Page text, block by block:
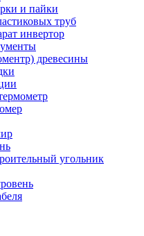
и пайки
труб
инвертор
древесины
угольник